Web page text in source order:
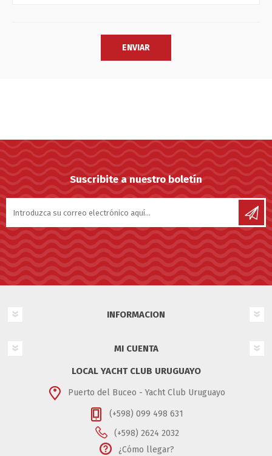
Suscribite a nuestro boletín
INFORMACION
MI CUENTA
LOCAL YACHT CLUB URUGUAYO
Puerto del Buceo - Yacht Club Uruguayo
(+598) 099 498 631
(+598) 2624 2032
¿Cómo llegar?